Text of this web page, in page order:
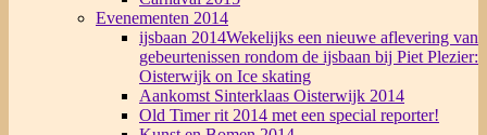
Evenementen 2014
ijsbaan 2014Wekelijks een nieuwe aflevering van
gebeurtenissen rondom de ijsbaan bij Piet Plezier:
Oisterwijk on Ice skating
Aankomst Sinterklaas Oisterwijk 2014
Old Timer rit 2014 met een special reporter!